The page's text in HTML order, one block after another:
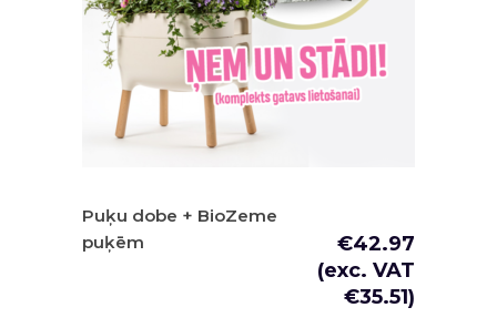
Puķu dobe + BioZeme
puķēm
€42.97
(exc. VAT
€35.51)